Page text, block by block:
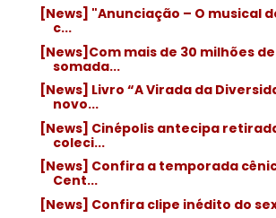
[News] "Anunciação – O musical
c...
[News]Com mais de 30 milhões
somada...
[News] Livro “A Virada da
novo...
[News] Cinépolis antecipa
coleci...
[News] Confira a temporada
Cent...
[News] Confira clipe inédito do